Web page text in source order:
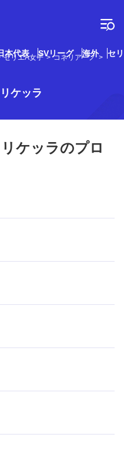
本代表 SVリーグ 海外 セ
セリエA女子
コネリアーノ
ケッラ
ケッラのプロ